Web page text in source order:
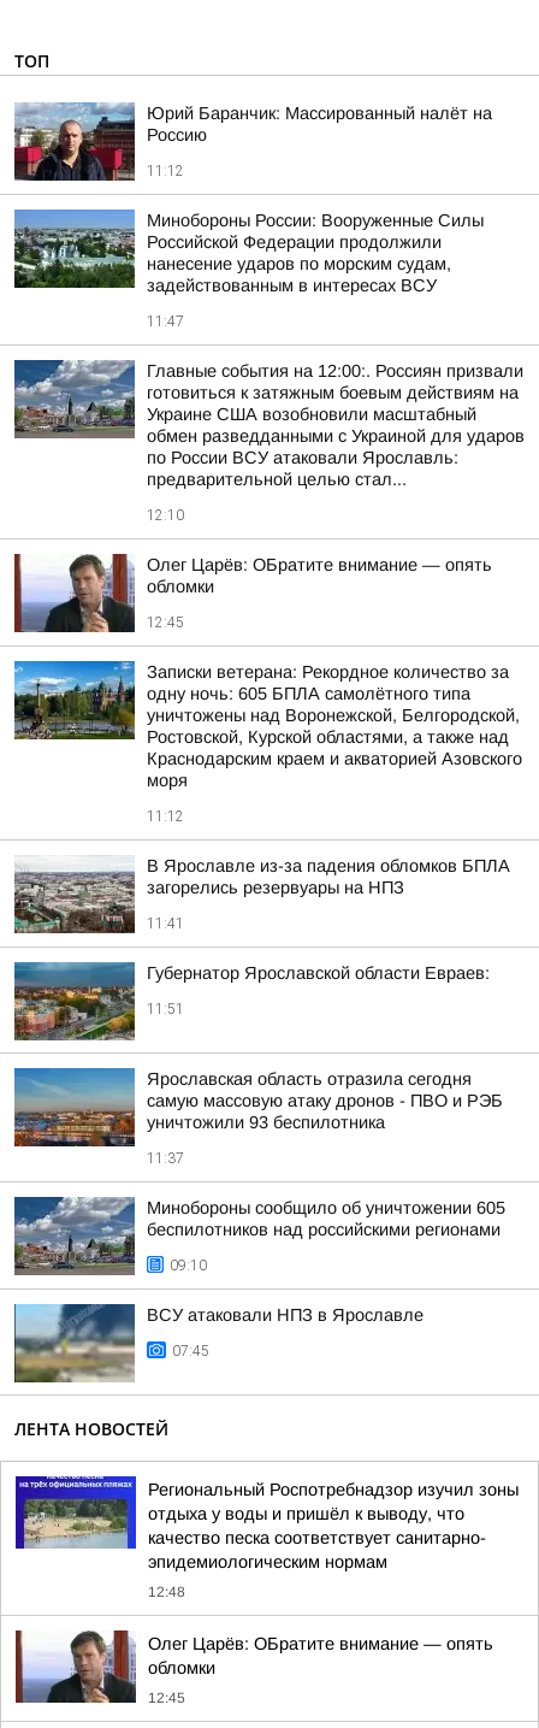
ТОП
Юрий Баранчик: Массированный налёт на
Россию
11:12
Минобороны России: Вооруженные Силы
Российской Федерации продолжили
нанесение ударов по морским судам,
задействованным в интересах ВСУ
11:47
Главные события на 12:00:. Россиян призвали
готовиться к затяжным боевым действиям на
Украине США возобновили масштабный
обмен разведданными с Украиной для ударов
по России ВСУ атаковали Ярославль:
предварительной целью стал...
12:10
Олег Царёв: ОБратите внимание — опять
обломки
12:45
Записки ветерана: Рекордное количество за
одну ночь: 605 БПЛА самолётного типа
уничтожены над Воронежской, Белгородской,
Ростовской, Курской областями, а также над
Краснодарским краем и акваторией Азовского
моря
11:12
В Ярославле из-за падения обломков БПЛА
загорелись резервуары на НПЗ
11:41
Губернатор Ярославской области Евраев:
11:51
Ярославская область отразила сегодня
самую массовую атаку дронов - ПВО и РЭБ
уничтожили 93 беспилотника
11:37
Минобороны сообщило об уничтожении 605
беспилотников над российскими регионами
09:10
ВСУ атаковали НПЗ в Ярославле
07:45
ЛЕНТА НОВОСТЕЙ
Региональный Роспотребнадзор изучил зоны
отдыха у воды и пришёл к выводу, что
качество песка соответствует санитарно-
эпидемиологическим нормам
12:48
Олег Царёв: ОБратите внимание — опять
обломки
12:45